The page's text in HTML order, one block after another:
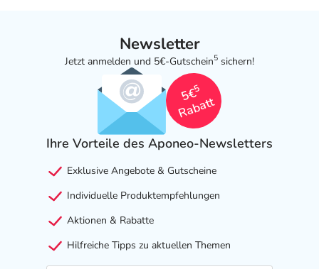
Newsletter
Jetzt anmelden und 5€-Gutschein5 sichern!
5€
5
Rabatt
Ihre Vorteile des Aponeo-Newsletters
Exklusive Angebote & Gutscheine
Individuelle Produktempfehlungen
Aktionen & Rabatte
Hilfreiche Tipps zu aktuellen Themen